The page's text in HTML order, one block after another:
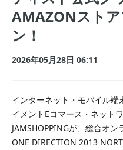
AMAZONスト
ン！
2026年05月28日 06:11
インターネット・モバイル
イメントEコマース・ネット
JAMSHOPPINGが、 総合オン
ONE DIRECTION 2013